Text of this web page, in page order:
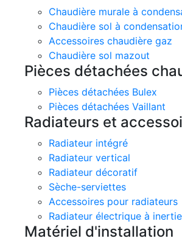
Chaudière murale à
Chaudière sol à
Accessoires chaudière gaz
Chaudière sol mazout
Pièces détachées
Pièces détachées Bulex
Pièces détachées Vaillant
Radiateurs et
Radiateur intégré
Radiateur vertical
Radiateur décoratif
Sèche-serviettes
Accessoires pour radiateurs
Radiateur électrique à inertie
Matériel d'installation